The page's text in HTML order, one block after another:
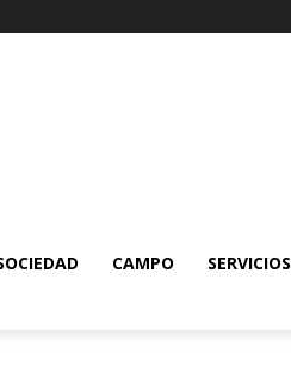
CAMPO SERVICIOS